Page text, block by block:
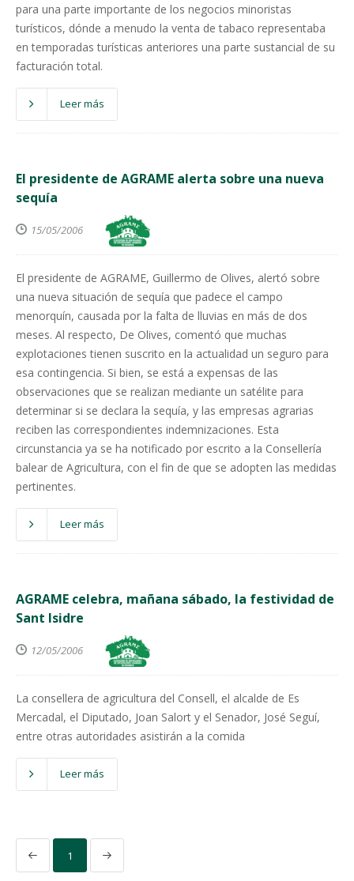
para una parte importante de los negocios minoristas
turísticos, dónde a menudo la venta de tabaco representaba
en temporadas turísticas anteriores una parte sustancial de su
facturación total.
Leer más
El presidente de AGRAME alerta sobre una nueva
sequía
15/05/2006
El presidente de AGRAME, Guillermo de Olives, alertó sobre
una nueva situación de sequía que padece el campo
menorquín, causada por la falta de lluvias en más de dos
meses. Al respecto, De Olives, comentó que muchas
explotaciones tienen suscrito en la actualidad un seguro para
esa contingencia. Si bien, se está a expensas de las
observaciones que se realizan mediante un satélite para
determinar si se declara la sequía, y las empresas agrarias
reciben las correspondientes indemnizaciones. Esta
circunstancia ya se ha notificado por escrito a la Consellería
balear de Agricultura, con el fin de que se adopten las medidas
pertinentes.
Leer más
AGRAME celebra, mañana sábado, la festividad de
Sant Isidre
12/05/2006
La consellera de agricultura del Consell, el alcalde de Es
Mercadal, el Diputado, Joan Salort y el Senador, José Seguí,
entre otras autoridades asistirán a la comida
Leer más
1